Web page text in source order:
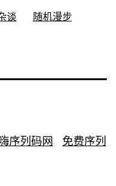
谈 随机漫步
序列码网
免费序列